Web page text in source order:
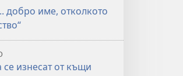
добро име, отколкото
се изнесат от къщи